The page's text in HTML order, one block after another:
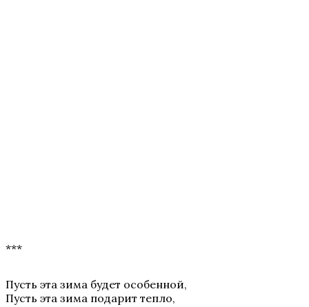
***
Пусть эта зима будет особенной,
Пусть эта зима подарит тепло,